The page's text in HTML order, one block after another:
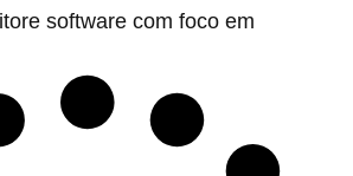
software com foco em